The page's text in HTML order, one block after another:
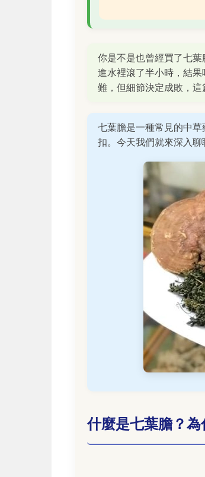
你是不是也曾經買了七
進水裡滾了半小時，結
難，但細節決定成敗，這
七葉膽是一種常見的中
扣。今天我們就來深入聊
什麼是七葉膽？